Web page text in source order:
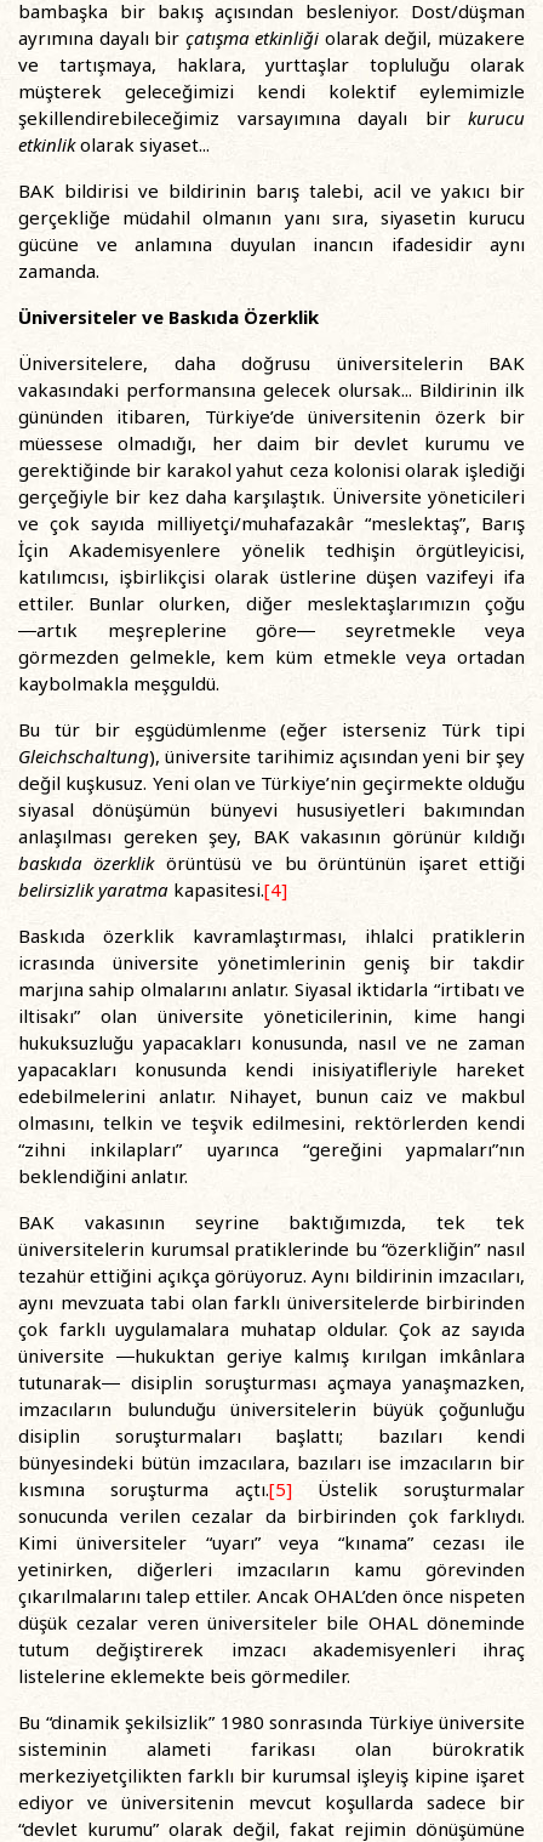
bambaşka bir bakış açısından besleniyor. Dost/düşman
ayrımına dayalı bir çatışma etkinliği olarak değil, müzakere
ve tartışmaya, haklara, yurttaşlar topluluğu olarak
müşterek geleceğimizi kendi kolektif eylemimizle
şekillendirebileceğimiz varsayımına dayalı bir kurucu
etkinlikolarak siyaset...
BAK bildirisi ve bildirinin barış talebi, acil ve yakıcı bir
gerçekliğe müdahil olmanın yanı sıra, siyasetin kurucu
gücüne ve anlamına duyulan inancın ifadesidir aynı
zamanda.
Üniversiteler ve Baskıda Özerklik
Üniversitelere, daha doğrusu üniversitelerin BAK
vakasındaki performansına gelecek olursak... Bildirinin ilk
gününden itibaren, Türkiye’de üniversitenin özerk bir
müessese olmadığı, her daim bir devlet kurumu ve
gerektiğinde bir karakol yahut ceza kolonisi olarak işlediği
gerçeğiyle bir kez daha karşılaştık. Üniversite yöneticileri
ve çok sayıda milliyetçi/muhafazakâr “meslektaş”, Barış
İçin Akademisyenlere yönelik tedhişin örgütleyicisi,
katılımcısı, işbirlikçisi olarak üstlerine düşen vazifeyi ifa
ettiler. Bunlar olurken, diğer meslektaşlarımızın çoğu
―artık meşreplerine göre― seyretmekle veya
görmezden gelmekle, kem küm etmekle veya ortadan
kaybolmakla meşguldü.
Bu tür bir eşgüdümlenme (eğer isterseniz Türk tipi
Gleichschaltung), üniversite tarihimiz açısından yeni bir şey
değil kuşkusuz. Yeni olan ve Türkiye’nin geçirmekte olduğu
siyasal dönüşümün bünyevi hususiyetleri bakımından
anlaşılması gereken şey, BAK vakasının görünür kıldığı
baskıda özerklikörüntüsü ve bu örüntünün işaret ettiği
belirsizlik yaratma kapasitesi.[4]
Baskıda özerklik kavramlaştırması, ihlalci pratiklerin
icrasında üniversite yönetimlerinin geniş bir takdir
marjına sahip olmalarını anlatır. Siyasal iktidarla “irtibatı ve
iltisakı” olan üniversite yöneticilerinin, kime hangi
hukuksuzluğu yapacakları konusunda, nasıl ve ne zaman
yapacakları konusunda kendi inisiyatifleriyle hareket
edebilmelerini anlatır. Nihayet, bunun caiz ve makbul
olmasını, telkin ve teşvik edilmesini, rektörlerden kendi
“zihni inkilapları” uyarınca “gereğini yapmaları”nın
beklendiğini anlatır.
BAK vakasının seyrine baktığımızda, tek tek
üniversitelerin kurumsal pratiklerinde bu “özerkliğin” nasıl
tezahür ettiğini açıkça görüyoruz. Aynı bildirinin imzacıları,
aynı mevzuata tabi olan farklı üniversitelerde birbirinden
çok farklı uygulamalara muhatap oldular. Çok az sayıda
üniversite ―hukuktan geriye kalmış kırılgan imkânlara
tutunarak― disiplin soruşturması açmaya yanaşmazken,
imzacıların bulunduğu üniversitelerin büyük çoğunluğu
disiplin soruşturmaları başlattı; bazıları kendi
bünyesindeki bütün imzacılara, bazıları ise imzacıların bir
kısmına soruşturma açtı.[5]Üstelik soruşturmalar
sonucunda verilen cezalar da birbirinden çok farklıydı.
Kimi üniversiteler “uyarı” veya “kınama” cezası ile
yetinirken, diğerleri imzacıların kamu görevinden
çıkarılmalarını talep ettiler. Ancak OHAL’den önce nispeten
düşük cezalar veren üniversiteler bile OHAL döneminde
tutum değiştirerek imzacı akademisyenleri ihraç
listelerine eklemekte beis görmediler.
Bu “dinamik şekilsizlik” 1980 sonrasında Türkiye üniversite
sisteminin alameti farikası olan bürokratik
merkeziyetçilikten farklı bir kurumsal işleyiş kipine işaret
ediyor ve üniversitenin mevcut koşullarda sadece bir
“devlet kurumu” olarak değil, fakat rejimin dönüşümüne